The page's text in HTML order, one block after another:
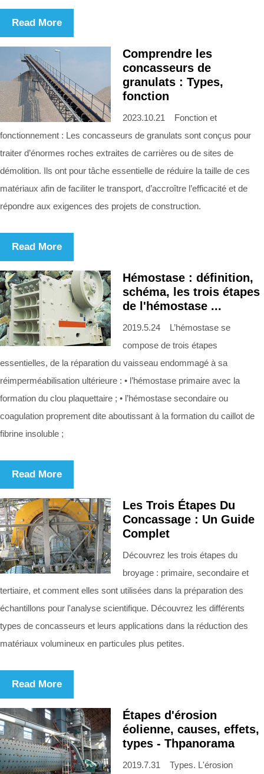
Read More
Comprendre les
concasseurs de
granulats : Types,
fonction
2023.10.21 Fonction et
fonctionnement : Les concasseurs de granulats sont conçus pour
traiter d’énormes roches extraites de carrières ou de sites de
démolition. Ils ont pour tâche essentielle de réduire la taille de ces
matériaux afin de faciliter le transport, d’accroître l’efficacité et de
répondre aux exigences des projets de construction.
Read More
Hémostase : définition,
schéma, les trois étapes
de l'hémostase ...
2019.5.24 L’hémostase se
compose de trois étapes
essentielles, de la réparation du vaisseau endommagé à sa
réimperméabilisation ultérieure : • l’hémostase primaire avec la
formation du clou plaquettaire ; • l’hémostase secondaire ou
coagulation proprement dite aboutissant à la formation du caillot de
fibrine insoluble ;
Read More
Les Trois Étapes Du
Concassage : Un Guide
Complet
Découvrez les trois étapes du
broyage : primaire, secondaire et
tertiaire, et comment elles sont utilisées dans la préparation des
échantillons pour l'analyse scientifique. Découvrez les différents
types de concasseurs et leurs applications dans la réduction des
matériaux volumineux en particules plus petites.
Read More
Étapes d'érosion
éolienne, causes, effets,
types - Thpanorama
2019.7.31 Types. L'érosion